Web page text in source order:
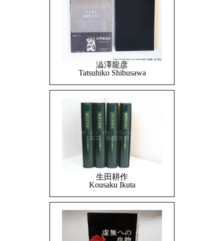
澁澤龍彦
Tatsuhiko Shibusawa
生田耕作
Kousaku Ikuta